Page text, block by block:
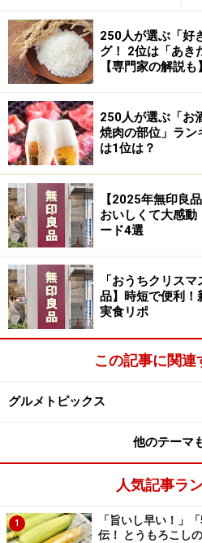
酸味に関するコメントも多く
は、「酸っぱめのケチャップ
か。
ちなみに、直輸入をされてい
んが、スーパーなどにおいて
ャップのほとんどは、お醤油
マン
がアメリカのデルモンテ
販売をしているものだそうです
さあ、そして1位は？
第1位：カゴメ
「カゴメ」、こちらも納
で、取り扱っているスーパ
性）」「酸味がちょうどよく
性）」「昔から使っているも
250人が選ぶ「好
グ！ 2位は「あき
【専門家の解説も】
250人が選ぶ「お
焼肉の部位」ラン
は1位は？
【2025年無印良
おいしくて大感動
ード4選
「おうちクリス
品】時短で便利！
実食リポ
この記事に関連
グルメトピックス
他のテーマ
人気記事ラ
1
「旨いし早い！」
伝！ とうもろこし